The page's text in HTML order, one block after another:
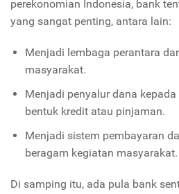
perekonomian Indonesia, bank
yang sangat penting, antara lain:
Menjadi lembaga perantara
masyarakat.
Menjadi penyalur dana
bentuk kredit atau pinjaman.
Menjadi sistem pembayaran
beragam kegiatan masyarakat.
Di samping itu, ada pula bank